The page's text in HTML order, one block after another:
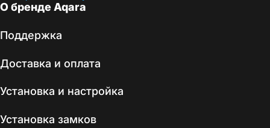
О бренде Aqara
Поддержка
Доставка и оплата
Установка и настройка
Установка замков